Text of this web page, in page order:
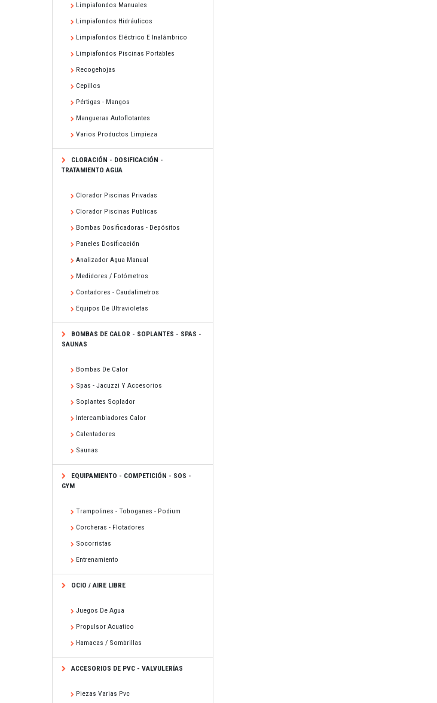
Limpiafondos Manuales
Limpiafondos Hidráulicos
Limpiafondos Eléctrico E Inalámbrico
Limpiafondos Piscinas Portables
Recogehojas
Cepillos
Pértigas - Mangos
Mangueras Autoflotantes
Varios Productos Limpieza
CLORACIÓN - DOSIFICACIÓN -
TRATAMIENTO AGUA
Clorador Piscinas Privadas
Clorador Piscinas Publicas
Bombas Dosificadoras - Depósitos
Paneles Dosificación
Analizador Agua Manual
Medidores / Fotómetros
Contadores - Caudalimetros
Equipos De Ultravioletas
BOMBAS DE CALOR - SOPLANTES - SPAS -
SAUNAS
Bombas De Calor
Spas - Jacuzzi Y Accesorios
Soplantes Soplador
Intercambiadores Calor
Calentadores
Saunas
EQUIPAMIENTO - COMPETICIÓN - SOS -
GYM
Trampolines - Toboganes - Podium
Corcheras - Flotadores
Socorristas
Entrenamiento
OCIO / AIRE LIBRE
Juegos De Agua
Propulsor Acuatico
Hamacas / Sombrillas
ACCESORIOS DE PVC - VALVULERÍAS
Piezas Varias Pvc